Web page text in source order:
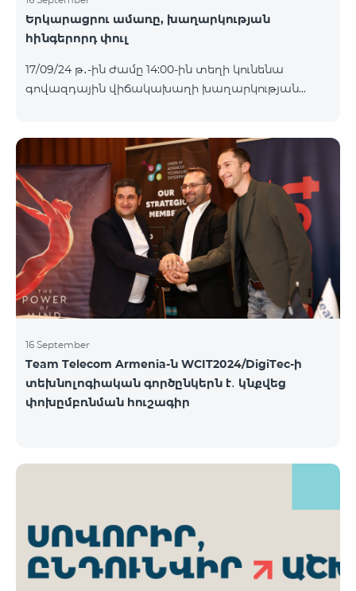
սակագնային փաթեթի հեռախոսահամարով։
Հաղթող հեռախոսահամարներն ընտրվելու են
Հետևեք մեզ Team-ի Facebook-յան և YouTube-յան
ալիքների պաշտոնական էջերում: Մանրամասն
https://www.telecomarmenia.am/hy/B2S?s
Երկարացրու ամառը, խաղարկության
հինգերորդ փուլ
17/09/24 թ․-ին ժամը 14:00-ին տեղի կունենա
գովազդային վիճակախաղի խաղարկության
պրոմոյի շրջանակներում տրամադրվող SIM
քարտի` TeamTok կանխավճարային
սակագնային փաթեթի հեռախոսահամարով։
Հաղթող հեռախոսահամարներն ընտրվելու են
պատահական թվերի գեներատորի միջոցով։
Հետևեք մեզ Team-ի Facebook-յան և YouTube-յան
ալիքների պաշտոնական էջերում: Մանրամասն
պայմաններ՝
https://www.telecomarmenia.am/hy/B2S?s
16 September
Team Telecom Armenia-ն WCIT2024/DigiTec-ի
տեխնոլոգիական գործընկերն է․ կնքվեց
փոխըմբռնման հուշագիր